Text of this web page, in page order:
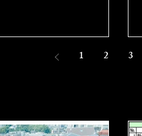
は大きく、そして複
1 2 3